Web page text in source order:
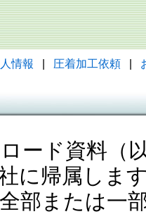
情報 圧着加工依頼
ード資料（
に帰属しま
部または一